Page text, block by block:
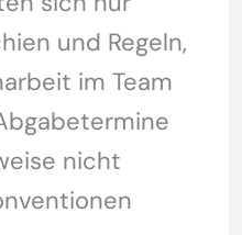
und Regeln,
im Team
nicht